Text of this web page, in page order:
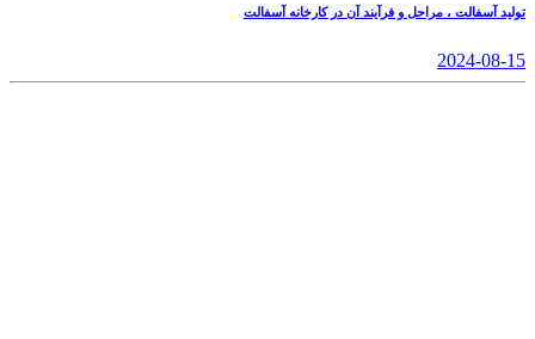
تولید آسفالت ، مراحل و فرآیند آن در کارخانه آسفالت
2024-08-15